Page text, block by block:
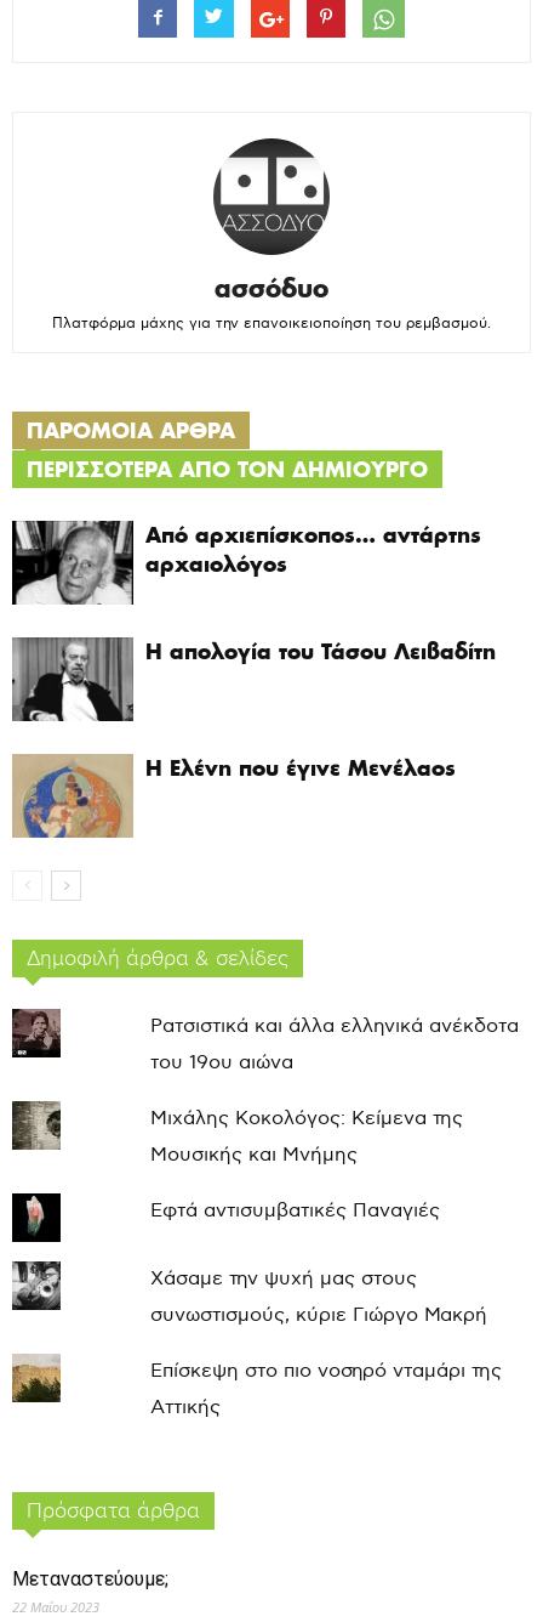
ασσόδυο
Πλατφόρμα μάχης για την επανοικειοποίηση του ρεμβασμού.
ΠΑΡΟΜΟΙΑ ΑΡΘΡΑ
ΠΕΡΙΣΣΟΤΕΡΑ ΑΠΟ ΤΟΝ ΔΗΜΙΟΥΡΓΟ
Από αρχιεπίσκοπος… αντάρτης
αρχαιολόγος
Η απολογία του Τάσου Λειβαδίτη
Η Ελένη που έγινε Μενέλαος
Δημοφιλή άρθρα & σελίδες
Ρατσιστικά και άλλα ελληνικά ανέκδοτα
του 19ου αιώνα
Μιχάλης Κοκολόγος: Κείμενα της
Μουσικής και Μνήμης
Εφτά αντισυμβατικές Παναγιές
Χάσαμε την ψυχή μας στους
συνωστισμούς, κύριε Γιώργο Μακρή
Επίσκεψη στο πιο νοσηρό νταμάρι της
Αττικής
Πρόσφατα άρθρα
Μεταναστεύουμε;
22 Μαΐου 2023